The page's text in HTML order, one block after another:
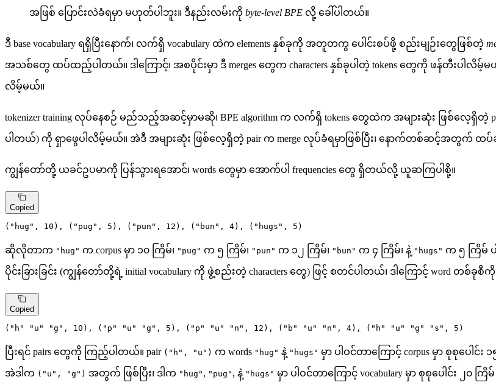
အဖြစ် ပြောင်းလဲခံရမှာ မဟုတ်ပါဘူး။ ဒီနည်းလမ်းကို byte-level BPE လို့ ခေါ်ပါတယ်။
ဒီ base vocabulary ရရှိပြီးနောက်၊ လက်ရှိ vocabulary ထဲက elements နှစ်ခုကို အတူတကွ ပေါင်းစပ်ဖို့ စည်းမျဉ်းတွေဖြစ်တဲ့
အသစ်တွေ ထပ်ထည့်ပါတယ်။ ဒါကြောင့်၊ အစပိုင်းမှာ ဒီ merges တွေက characters နှစ်ခုပါတဲ့ tokens တွေကို ဖန်တီးပါလိမ့်
လိမ့်မယ်။
tokenizer training လုပ်နေစဉ် မည်သည့်အဆင့်မှာမဆို၊ BPE algorithm က လက်ရှိ tokens တွေထဲက အများဆုံး ဖြစ်လေ့
ပါတယ်) ကို ရှာဖွေပါလိမ့်မယ်။ အဲဒီ အများဆုံး ဖြစ်လေ့ရှိတဲ့ pair က merge လုပ်ခံရမှာဖြစ်ပြီး၊ နောက်တစ်ဆင့်အတွက် ထ
ကျွန်တော်တို့ ယခင်ဥပမာကို ပြန်သွားရအောင်၊ words တွေမှာ အောက်ပါ frequencies တွေ ရှိတယ်လို့ ယူဆကြပါစို့။
Copied
( "hug" , 10 ) , ( "pug" , 5 ) , ( "pun" , 12 ) , ( "bun" , 4) , ( "hugs" , 5 )
ဆိုလိုတာက "hug" က corpus မှာ ၁၀ ကြိမ်၊ "pug" က ၅ ကြိမ်၊ "pun" က ၁၂ ကြိမ်၊ "bun" က ၄ ကြိမ်၊ နဲ့ "hugs" က ၅ ကြိမ် ပ
ပိုင်းခြားခြင်း (ကျွန်တော်တို့ရဲ့ initial vocabulary ကို ဖွဲ့စည်းတဲ့ characters တွေ) ဖြင့် စတင်ပါတယ်၊ ဒါကြောင့် word တစ်ခုစီ
Copied
( "h" "u" "g" , 10 ) , ( "p" "u" "g" , 5 ) , ( "p" "u" "n" , 12 ) , ( "b" "u" "n" , 4) , ( "h" "u" "g" "s" , 5 )
ပြီးရင် pairs တွေကို ကြည့်ပါတယ်။ pair ("h", "u") က words "hug" နဲ့ "hugs" မှာ ပါဝင်တာကြောင့် corpus မှာ စုစုပေါ
အဲဒါက ("u", "g") အတွက် ဖြစ်ပြီး၊ ဒါက "hug" , "pug" , နဲ့ "hugs" မှာ ပါဝင်တာကြောင့် vocabulary မှာ စုစုပေါင်း ၂၀ က